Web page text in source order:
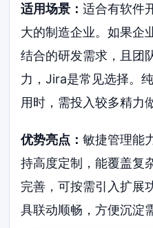
适用场景：适合有软件
大的制造企业。如果企
结合的研发需求，且团
力，Jira是常见选择。
用时，需投入较多精力
优势亮点：敏捷管理能
持高度定制，能覆盖复
完善，可按需引入扩展
具联动顺畅，方便沉淀